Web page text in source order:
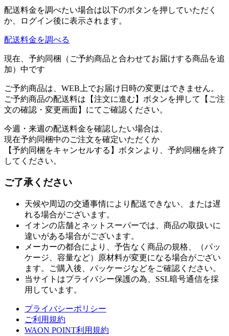
配送料金を調べたい場合は以下のボタンを押していただく
か、ログイン後に表示されます。
配送料金を調べる
現在、予約同梱（ご予約商品と合わせてお届けする商品を追
加）中です
ご予約商品は、WEB上でお届け日時の変更はできません。
ご予約商品の配送料は【注文に進む】ボタンを押して【ご注
文の確認・変更画面】にてご確認ください。
今週・来週の配送料金を確認したい場合は、
現在予約同梱中のご注文を確定いただくか
【予約同梱をキャンセルする】ボタンより、予約同梱を終了
してください。
ご了承ください
天候や周辺の交通事情により配送できない、または遅
れる場合がございます。
イオンの店舗とネットスーパーでは、商品の取扱いに
違いがある場合がございます。
メーカーの都合により、予告なく商品の規格、（パッ
ケージ、容量など）原材料が変更になる場合がござい
ます。ご購入後、パッケージなどをご確認ください。
当サイトはプライバシー保護の為、SSL暗号通信を採
用しています。
プライバシーポリシー
ご利用規約
WAON POINT利用規約